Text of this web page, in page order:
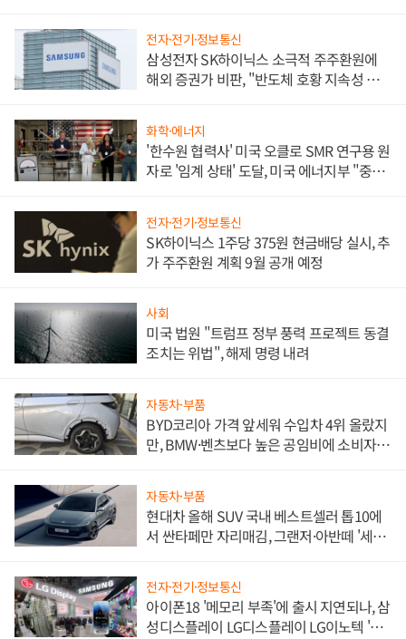
전자·전기·정보통신
삼성전자 SK하이닉스 소극적 주주환원에
해외 증권가 비판, "반도체 호황 지속성 의
화학·에너지
'한수원 협력사' 미국 오클로 SMR 연구용 원
자로 '임계 상태' 도달, 미국 에너지부 "중요
전자·전기·정보통신
SK하이닉스 1주당 375원 현금배당 실시, 추
가 주주환원 계획 9월 공개 예정
사회
미국 법원 "트럼프 정부 풍력 프로젝트 동결
조치는 위법", 해제 명령 내려
자동차·부품
BYD코리아 가격 앞세워 수입차 4위 올랐지
만, BMW·벤츠보다 높은 공임비에 소비자
자동차·부품
현대차 올해 SUV 국내 베스트셀러 톱10에
서 싼타페만 자리매김, 그랜저·아반떼 '세단
전자·전기·정보통신
아이폰18 '메모리 부족'에 출시 지연되나, 삼
성디스플레이 LG디스플레이 LG이노텍 '탈